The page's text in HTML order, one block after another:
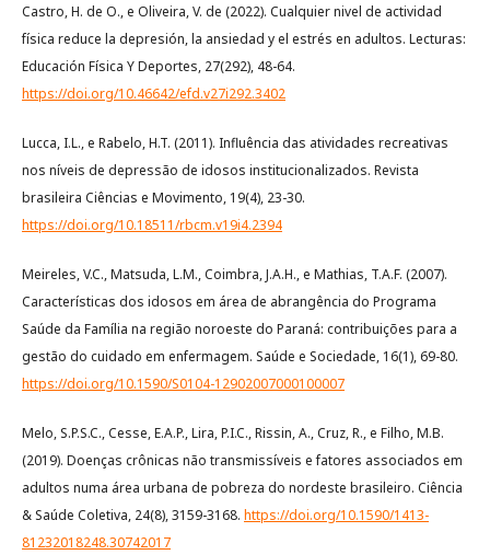
Castro, H. de O., e Oliveira, V. de (2022). Cualquier nivel de actividad
física reduce la depresión, la ansiedad y el estrés en adultos. Lecturas:
Educación Física Y Deportes, 27(292), 48-64.
https://doi.org/10.46642/efd.v27i292.3402
Lucca, I.L., e Rabelo, H.T. (2011). Influência das atividades recreativas
nos níveis de depressão de idosos institucionalizados. Revista
brasileira Ciências e Movimento, 19(4), 23-30.
https://doi.org/10.18511/rbcm.v19i4.2394
Meireles, V.C., Matsuda, L.M., Coimbra, J.A.H., e Mathias, T.A.F. (2007).
Características dos idosos em área de abrangência do Programa
Saúde da Família na região noroeste do Paraná: contribuições para a
gestão do cuidado em enfermagem. Saúde e Sociedade, 16(1), 69-80.
https://doi.org/10.1590/S0104-12902007000100007
Melo, S.P.S.C., Cesse, E.A.P., Lira, P.I.C., Rissin, A., Cruz, R., e Filho, M.B.
(2019). Doenças crônicas não transmissíveis e fatores associados em
adultos numa área urbana de pobreza do nordeste brasileiro. Ciência
& Saúde Coletiva, 24(8), 3159-3168. https://doi.org/10.1590/1413-
81232018248.30742017